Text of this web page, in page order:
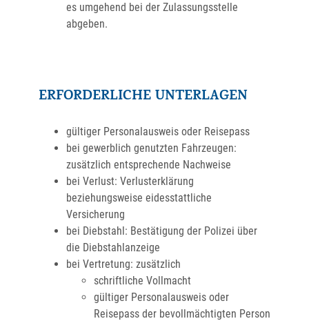
es umgehend bei der Zulassungsstelle
abgeben.
ERFORDERLICHE UNTERLAGEN
gültiger Personalausweis oder Reisepass
bei gewerblich genutzten Fahrzeugen:
zusätzlich entsprechende Nachweise
bei Verlust: Verlusterklärung
beziehungsweise eidesstattliche
Versicherung
bei Diebstahl: Bestätigung der Polizei über
die Diebstahlanzeige
bei Vertretung: zusätzlich
schriftliche Vollmacht
gültiger Personalausweis oder
Reisepass der bevollmächtigten Person